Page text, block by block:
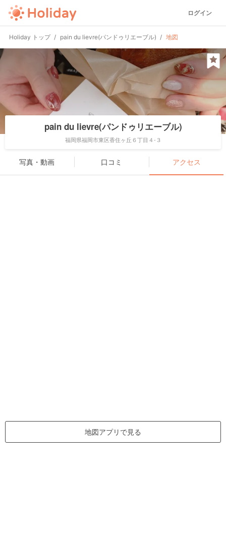
ログイン
Holiday トップ pain du lievre(パンドゥリエーブル) 地図
pain du lievre(パンドゥリエーブル)
福岡県福岡市東区香住ヶ丘６丁目４-３
写真・動画 口コミ アクセス
地図アプリで見る